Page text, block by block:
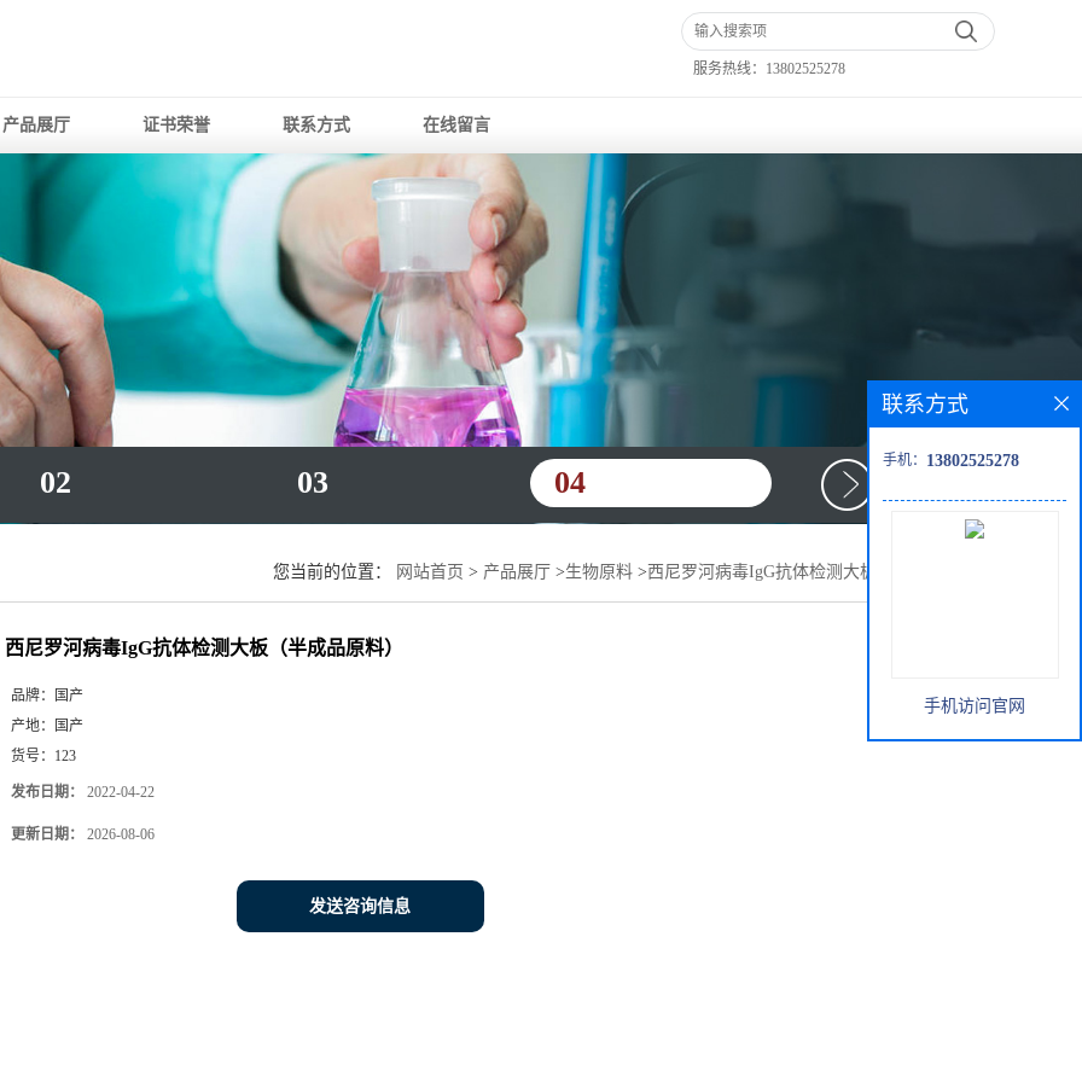
服务热线： 13802525278
产品展厅 证书荣誉 联系方式 在线留言
02 03 04
您当前的位置： 网站首页 > 产品展厅 >生物原料 >西尼罗河病毒IgG抗体检测大板（半成品原料）
西尼罗河病毒IgG抗体检测大板（半成品原料）
品牌：
国产
产地：
国产
货号： 123
发布日期： 2022-04-22
更新日期： 2026-08-06
发送咨询信息
联系方式
手机： 13802525278
手机访问官网